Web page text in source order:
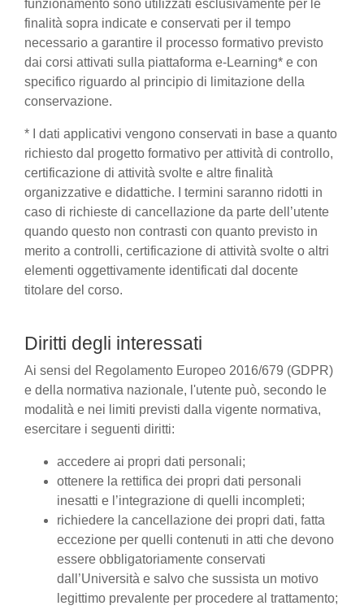
funzionamento sono utilizzati esclusivamente per le
finalità sopra indicate e conservati per il tempo
necessario a garantire il processo formativo previsto
dai corsi attivati sulla piattaforma e-Learning* e con
specifico riguardo al principio di limitazione della
conservazione.
* I dati applicativi vengono conservati in base a quanto
richiesto dal progetto formativo per attività di controllo,
certificazione di attività svolte e altre finalità
organizzative e didattiche. I termini saranno ridotti in
caso di richieste di cancellazione da parte dell’utente
quando questo non contrasti con quanto previsto in
merito a controlli, certificazione di attività svolte o altri
elementi oggettivamente identificati dal docente
titolare del corso.
Diritti degli interessati
Ai sensi del Regolamento Europeo 2016/679 (GDPR)
e della normativa nazionale, l'utente può, secondo le
modalità e nei limiti previsti dalla vigente normativa,
esercitare i seguenti diritti:
accedere ai propri dati personali;
ottenere la rettifica dei propri dati personali
inesatti e l’integrazione di quelli incompleti;
richiedere la cancellazione dei propri dati, fatta
eccezione per quelli contenuti in atti che devono
essere obbligatoriamente conservati
dall’Università e salvo che sussista un motivo
legittimo prevalente per procedere al trattamento;